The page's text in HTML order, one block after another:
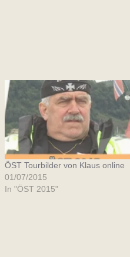
ÖST Tourbilder von Klaus online
01/07/2015
In "ÖST 2015"